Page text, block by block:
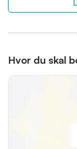
Hvor du skal